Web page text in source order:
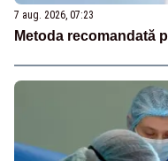
7 aug. 2026, 07:23
Metoda recomandată